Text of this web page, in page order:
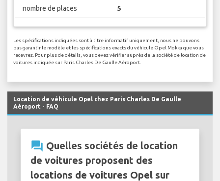
nombre de places 5
Les spécifications indiquées sont à titre informatif uniquement, nous ne pouvons
pas garantir le modèle et les spécifications exacts du véhicule Opel Mokka que vous
recevrez. Pour plus de détails, vous devez vérifier auprès de la société de location de
voitures indiquée sur Paris Charles De Gaulle Aéroport.
Location de véhicule Opel chez Paris Charles De Gaulle
Aéroport - FAQ
question_answer Quelles sociétés de location
de voitures proposent des
locations de voitures Opel sur